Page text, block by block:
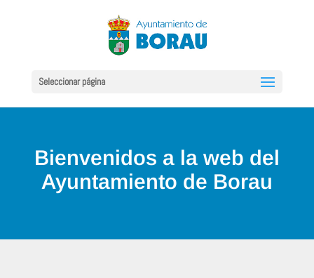
Seleccionar página
Bienvenidos a la web del
Ayuntamiento de Borau